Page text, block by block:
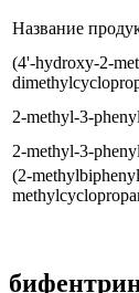
Название
(4'-hydroxy-2-
2-methyl-3-
2-methyl-3-
(2-